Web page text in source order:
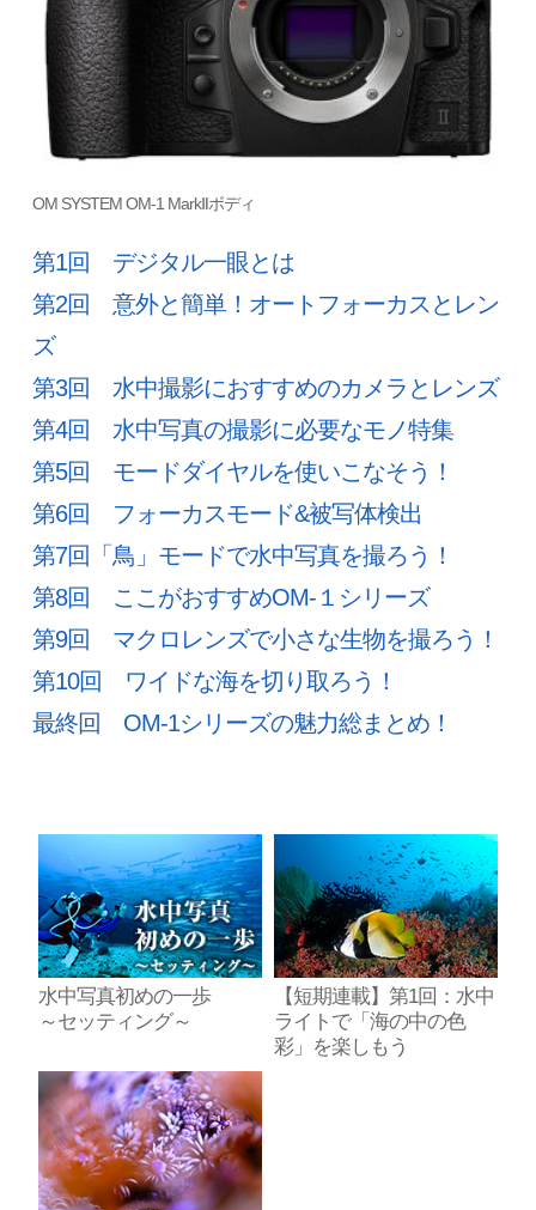
OM SYSTEM OM-1 MarkⅡボディ
第1回 デジタル一眼とは
第2回 意外と簡単！オートフォーカスとレン
ズ
第3回 水中撮影におすすめのカメラとレンズ
第4回 水中写真の撮影に必要なモノ特集
第5回 モードダイヤルを使いこなそう！
第6回 フォーカスモード&被写体検出
第7回「鳥」モードで水中写真を撮ろう！
第8回 ここがおすすめOM-１シリーズ
第9回 マクロレンズで小さな生物を撮ろう！
第10回 ワイドな海を切り取ろう！
最終回 OM-1シリーズの魅力総まとめ！
水中写真初めの一歩
～セッティング～
【短期連載】第1回：水中
ライトで「海の中の色
彩」を楽しもう